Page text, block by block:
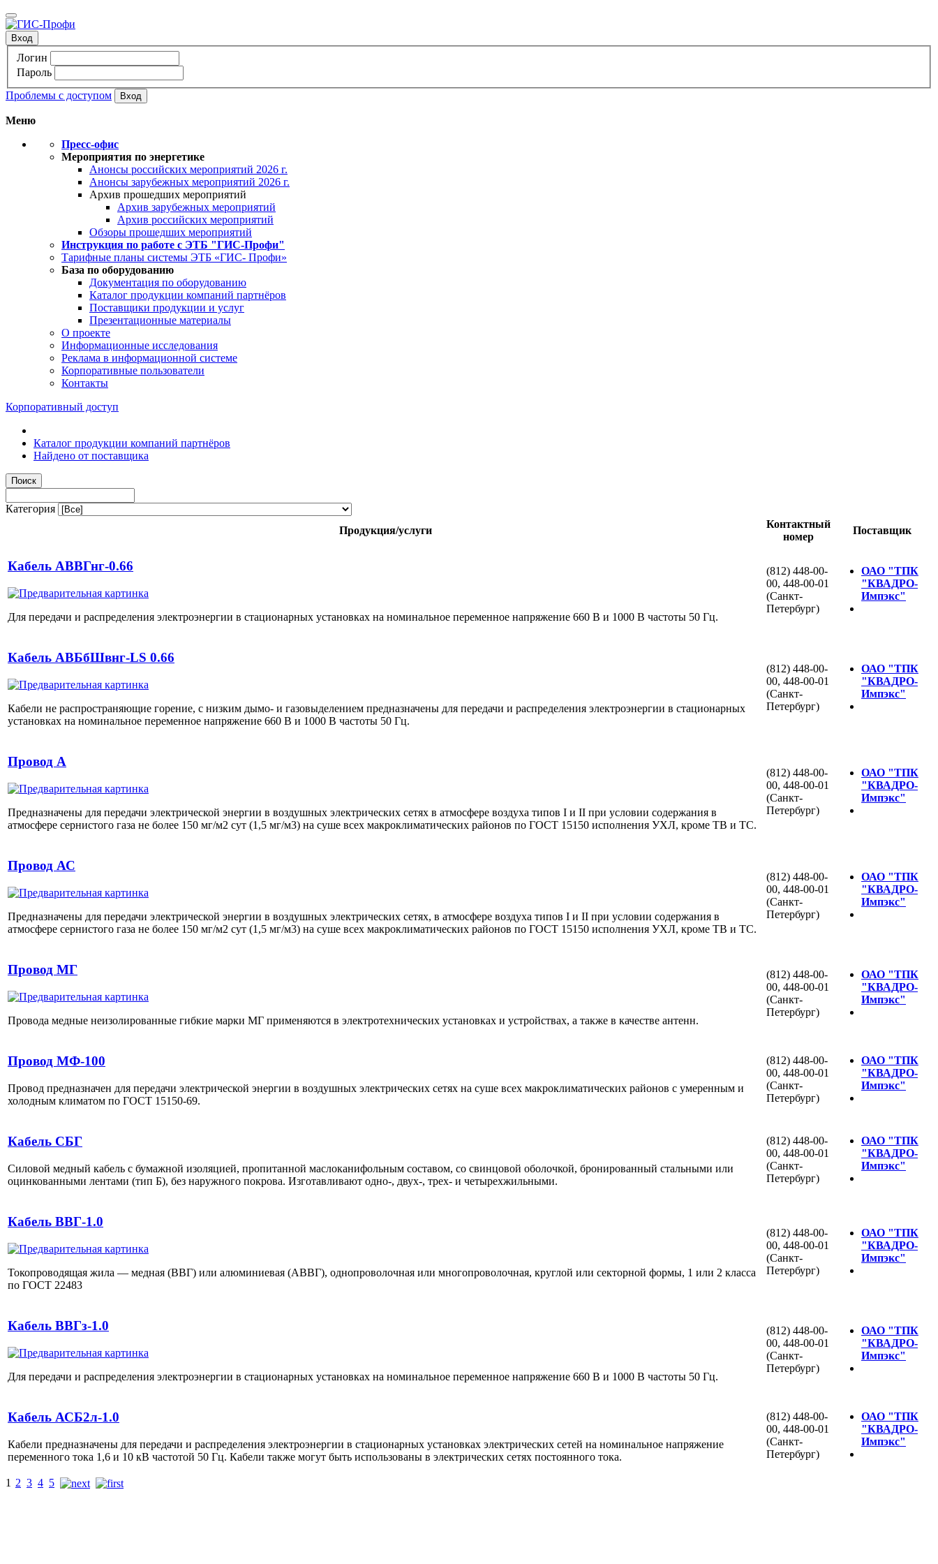
Вход
Логин
Пароль
Проблемы с доступом
Меню
Пресс-офис
Мероприятия по энергетике
Анонсы российских мероприятий 2026 г.
Анонсы зарубежных мероприятий 2026 г.
Архив прошедших мероприятий
Архив зарубежных мероприятий
Архив российских мероприятий
Обзоры прошедших мероприятий
Инструкция по работе с ЭТБ "ГИС-Профи"
Тарифные планы системы ЭТБ «ГИС- Профи»
База по оборудованию
Документация по оборудованию
Каталог продукции компаний партнёров
Поставщики продукции и услуг
Презентационные материалы
О проекте
Информационные исследования
Реклама в информационной системе
Корпоративные пользователи
Контакты
Корпоративный доступ
Каталог продукции компаний партнёров
Найдено от поставщика
Категория
Продукция/услуги
Контактный
номер
Поставщик
Кабель АВВГнг-0.66
Для передачи и распределения электроэнергии в стационарных установках на номинальное переменное напряжение 660 В и 1000 В частоты 50 Гц.
(812) 448-00-
00, 448-00-01
(Санкт-
Петербург)
ОАО "ТПК
"КВАДРО-
Импэкс"
Кабель АВБбШвнг-LS 0.66
Кабели не распространяющие горение, с низким дымо- и газовыделением предназначены для передачи и распределения электроэнергии в стационарных
установках на номинальное переменное напряжение 660 В и 1000 В частоты 50 Гц.
(812) 448-00-
00, 448-00-01
(Санкт-
Петербург)
ОАО "ТПК
"КВАДРО-
Импэкс"
Провод А
Предназначены для передачи электрической энергии в воздушных электрических сетях в атмосфере воздуха типов I и II при условии содержания в
атмосфере сернистого газа не более 150 мг/м2 сут (1,5 мг/м3) на суше всех макроклиматических районов по ГОСТ 15150 исполнения УХЛ, кроме ТВ и ТС.
(812) 448-00-
00, 448-00-01
(Санкт-
Петербург)
ОАО "ТПК
"КВАДРО-
Импэкс"
Провод АС
Предназначены для передачи электрической энергии в воздушных электрических сетях, в атмосфере воздуха типов I и II при условии содержания в
атмосфере сернистого газа не более 150 мг/м2 сут (1,5 мг/м3) на суше всех макроклиматических районов по ГОСТ 15150 исполнения УХЛ, кроме ТВ и ТС.
(812) 448-00-
00, 448-00-01
(Санкт-
Петербург)
ОАО "ТПК
"КВАДРО-
Импэкс"
Провод МГ
Провода медные неизолированные гибкие марки МГ применяются в электротехнических установках и устройствах, а также в качестве антенн.
(812) 448-00-
00, 448-00-01
(Санкт-
Петербург)
ОАО "ТПК
"КВАДРО-
Импэкс"
Провод МФ-100
Провод предназначен для передачи электрической энергии в воздушных электрических сетях на суше всех макроклиматических районов с умеренным и
холодным климатом по ГОСТ 15150-69.
(812) 448-00-
00, 448-00-01
(Санкт-
Петербург)
ОАО "ТПК
"КВАДРО-
Импэкс"
Кабель СБГ
Силовой медный кабель с бумажной изоляцией, пропитанной маслоканифольным составом, со свинцовой оболочкой, бронированный стальными или
оцинкованными лентами (тип Б), без наружного покрова. Изготавливают одно-, двух-, трех- и четырехжильными.
(812) 448-00-
00, 448-00-01
(Санкт-
Петербург)
ОАО "ТПК
"КВАДРО-
Импэкс"
Кабель ВВГ-1.0
Токопроводящая жила — медная (ВВГ) или алюминиевая (АВВГ), однопроволочная или многопроволочная, круглой или секторной формы, 1 или 2 класса
по ГОСТ 22483
(812) 448-00-
00, 448-00-01
(Санкт-
Петербург)
ОАО "ТПК
"КВАДРО-
Импэкс"
Кабель ВВГз-1.0
Для передачи и распределения электроэнергии в стационарных установках на номинальное переменное напряжение 660 В и 1000 В частоты 50 Гц.
(812) 448-00-
00, 448-00-01
(Санкт-
Петербург)
ОАО "ТПК
"КВАДРО-
Импэкс"
Кабель АСБ2л-1.0
Кабели предназначены для передачи и распределения электроэнергии в стационарных установках электрических сетей на номинальное напряжение
переменного тока 1,6 и 10 кВ частотой 50 Гц. Кабели также могут быть использованы в электрических сетях постоянного тока.
(812) 448-00-
00, 448-00-01
(Санкт-
Петербург)
ОАО "ТПК
"КВАДРО-
Импэкс"
1 2 3 4 5